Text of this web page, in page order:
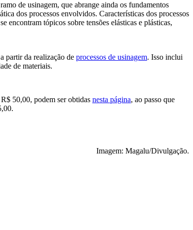
de usinagem, que abrange ainda os fundamentos
dos processos envolvidos. Características dos processos
encontram tópicos sobre tensões elásticas e plásticas,
partir da realização de processos de usinagem. Isso inclui
de materiais.
50,00, podem ser obtidas nesta página, ao passo que
Imagem: Magalu/Divulgação.